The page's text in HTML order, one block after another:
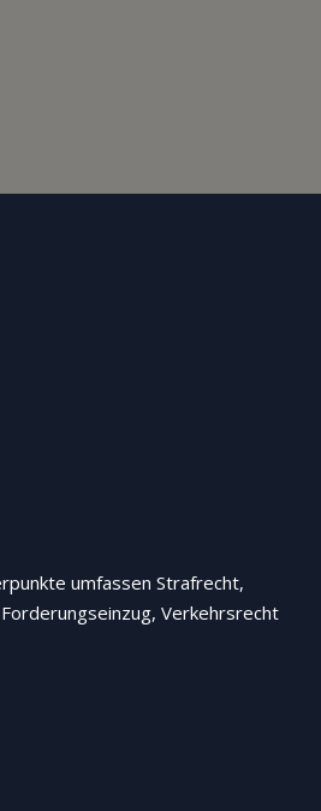
umfassen Strafrecht,
Verkehrsrecht